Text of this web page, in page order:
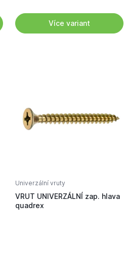
Více variant
Univerzální vruty
VRUT UNIVERZÁLNÍ zap. hlava
quadrex